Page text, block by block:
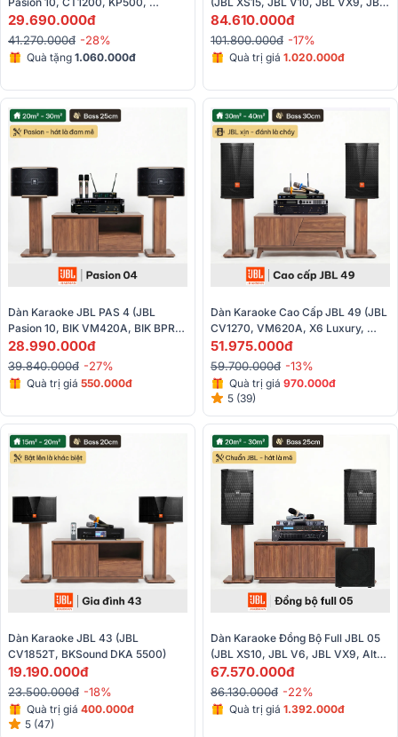
29.690.000đ
41.270.000đ -28%
Quà tặng 1.060.000đ
VM300)
84.610.000đ
101.800.000đ -17%
Quà trị giá 1.020.000đ
Dàn Karaoke JBL PAS 4 (JBL
Pasion 10, BIK VM420A, BIK BPR-
28.990.000đ
39.840.000đ -27%
Quà trị giá 550.000đ
Dàn Karaoke Cao Cấp JBL 49 (JBL
CV1270, VM620A, X6 Luxury,
UGX12 Gold)
51.975.000đ
59.700.000đ -13%
Quà trị giá 970.000đ
5 (39)
Dàn Karaoke JBL 43 (JBL
CV1852T, BKSound DKA 5500)
19.190.000đ
23.500.000đ -18%
Quà trị giá 400.000đ
5 (47)
Dàn Karaoke Đồng Bộ Full JBL 05
(JBL XS10, JBL V6, JBL VX9, Alto
TX12S, BBS-S290D)
67.570.000đ
86.130.000đ -22%
Quà trị giá 1.392.000đ